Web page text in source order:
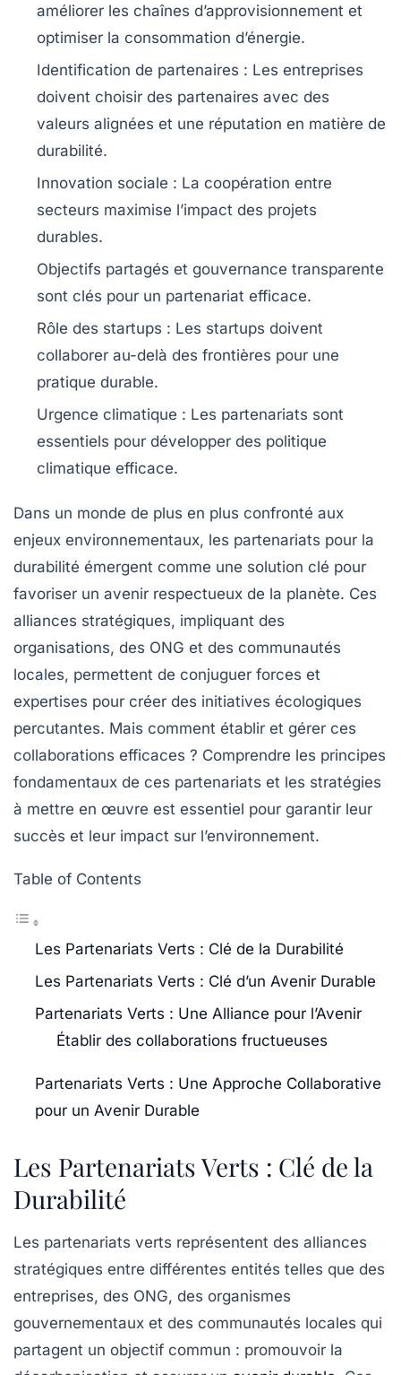
améliorer les chaînes d’approvisionnement et
optimiser la consommation d’énergie.
Identification de partenaires : Les entreprises
doivent choisir des partenaires avec des
valeurs alignées et une réputation en matière de
durabilité.
Innovation sociale : La coopération entre
secteurs maximise l’impact des projets
durables.
Objectifs partagés et gouvernance transparente
sont clés pour un partenariat efficace.
Rôle des startups : Les startups doivent
collaborer au-delà des frontières pour une
pratique durable.
Urgence climatique : Les partenariats sont
essentiels pour développer des politique
climatique efficace.
Dans un monde de plus en plus confronté aux
enjeux environnementaux, les partenariats pour la
durabilité émergent comme une solution clé pour
favoriser un avenir respectueux de la planète. Ces
alliances stratégiques, impliquant des
organisations, des ONG et des communautés
locales, permettent de conjuguer forces et
expertises pour créer des initiatives écologiques
percutantes. Mais comment établir et gérer ces
collaborations efficaces ? Comprendre les principes
fondamentaux de ces partenariats et les stratégies
à mettre en œuvre est essentiel pour garantir leur
succès et leur impact sur l’environnement.
Table of Contents
Les Partenariats Verts : Clé de la Durabilité
Les Partenariats Verts : Clé d’un Avenir Durable
Partenariats Verts : Une Alliance pour l’Avenir
Établir des collaborations fructueuses
Partenariats Verts : Une Approche Collaborative
pour un Avenir Durable
Les Partenariats Verts : Clé de la
Durabilité
Les partenariats verts représentent des alliances
stratégiques entre différentes entités telles que des
entreprises, des ONG, des organismes
gouvernementaux et des communautés locales qui
partagent un objectif commun : promouvoir la